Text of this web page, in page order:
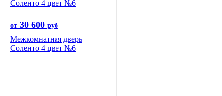
от 30 600 руб
Межкомнатная дверь
Соленто 4 цвет №6